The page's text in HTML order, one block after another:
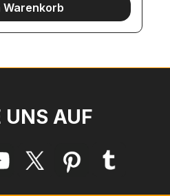
Warenkorb
UNS AUF